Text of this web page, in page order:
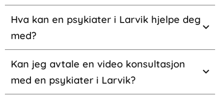
Hva kan en psykiater i Larvik hjelpe deg
med?
Kan jeg avtale en video konsultasjon
med en psykiater i Larvik?